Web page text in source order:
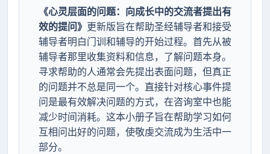
《心灵层面的问题：向成长中的交流者提出有
效的提问》 更新版旨在帮助圣经辅导者和接受
辅导者明白门训和辅导的开始过程。首先从被
辅导者那里收集资料和信息，了解问题本身。
寻求帮助的人通常会先提出表面问题，但真正
的问题并不总是同一个。直接针对核心事件提
问是最有效解决问题的方式，在咨询室中也能
减少时间消耗。这本小册子旨在帮助学习如何
互相问出好的问题，使敬虔交流成为生活中一
部分。